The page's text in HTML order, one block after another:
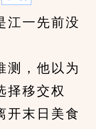
一先前没
，他以为
择移交权
开末日美食